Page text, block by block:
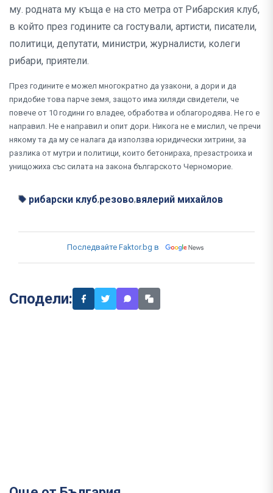
му. родната му къща е на сто метра от Рибарския клуб,
в който през годините са гостували, артисти, писатели,
политици, депутати, министри, журналисти, колеги
рибари, приятели.
През годините е можел многократно да узакони, а дори и да
придобие това парче земя, защото има хиляди свидетели, че
повече от 10 години го владее, обработва и облагородява. Не го е
направил. Не е направил и опит дори. Никога не е мислил, че пречи
някому та да му се налага да използва юридически хитрини, за
разлика от мутри и политици, които бетонираха, презастроиха и
унищожиха със силата на закона българското Черноморие.
рибарски клуб,резово,вялерий михайлов
Последвайте Faktor.bg в
Сподели: